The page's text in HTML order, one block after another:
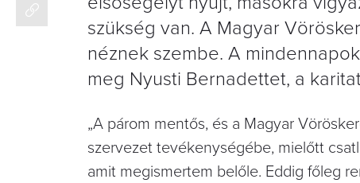
szükség van. A Magyar
néznek szembe. A
meg Nyusti Bernadettet, a
„A párom mentős, és a Magyar
szervezet tevékenységébe, mielőtt
amit megismertem belőle. Eddig főleg